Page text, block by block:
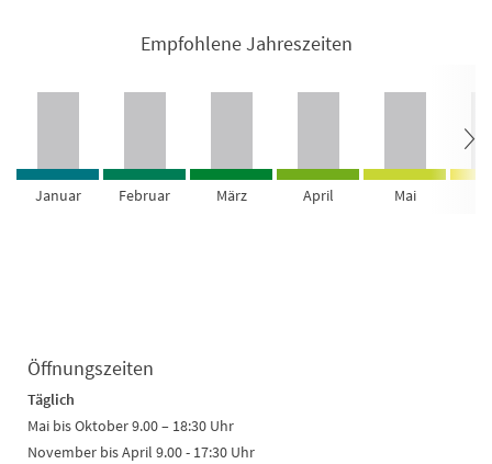
Empfohlene Jahreszeiten
Januar Februar März April Mai
Öffnungszeiten
Täglich
Mai bis Oktober 9.00 – 18:30 Uhr
November bis April 9.00 - 17:30 Uhr